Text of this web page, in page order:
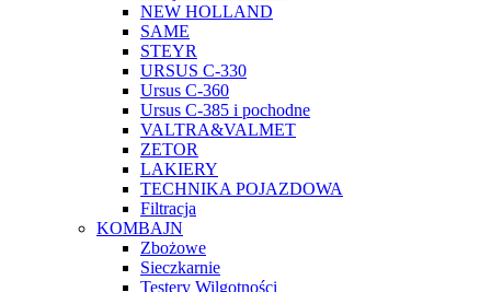
NEW HOLLAND
SAME
STEYR
URSUS C-330
Ursus C-360
Ursus C-385 i pochodne
VALTRA&VALMET
ZETOR
LAKIERY
TECHNIKA POJAZDOWA
Filtracja
KOMBAJN
Zbożowe
Sieczkarnie
Testery Wilgotności